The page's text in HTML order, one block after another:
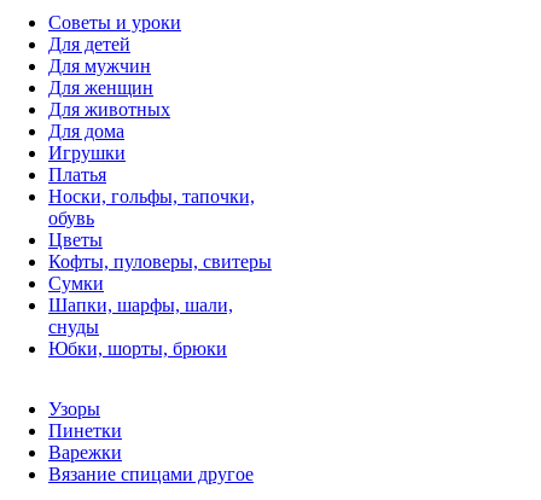
Советы и уроки
Для детей
Для мужчин
Для женщин
Для животных
Для дома
Игрушки
Платья
Носки, гольфы, тапочки,
обувь
Цветы
Кофты, пуловеры, свитеры
Сумки
Шапки, шарфы, шали,
снуды
Юбки, шорты, брюки
Узоры
Пинетки
Варежки
Вязание спицами другое